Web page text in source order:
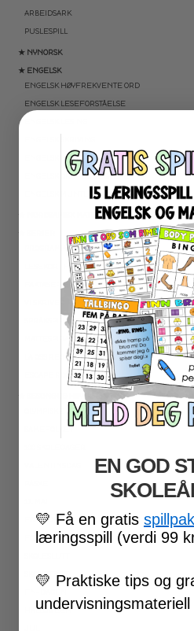
ARBEIDSARK
PUSLESPILL
★ NYNORSK
★ ENGELSK
ENGELSK HØYFREKVENTE ORD
ENGELSK LESEFORSTÅELSE
ENGELSK GRAMATIKK
ENGELSK ORD- OG BEGREPER
ENGELSK MUNTLIG
★ NORDSAMISK MATERIELL
PROGRAMMERING
LESEKORT FAKTA
FAKTASERIE LESING
SPRÅKSPIRALEN
MATTESPIRALEN
LA OSS REGNE ØVEBØKER
ESCAPE ROOM
OLYMPISKE LEKER
SAMEFOLKET
FØRSKOLE
FOTBALL-VM
SKOLESTART
HALLOWEEN
EN GOD
💛 Få en gratis
læringsspill (verdi 99
💛 Praktiske tips og